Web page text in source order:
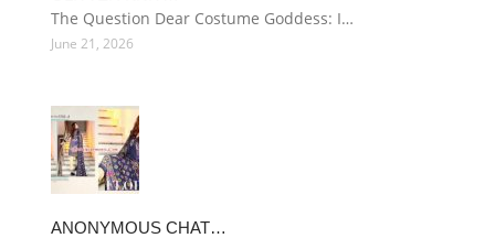
The Question Dear Costume Goddess: I…
June 21, 2026
ANONYMOUS CHAT…